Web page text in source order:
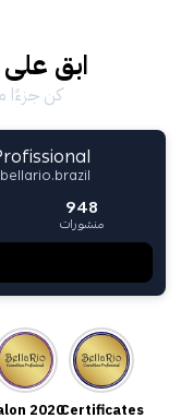
ما هو خط ديتوكس
خط ديتوكس بالانس هو
على مكونات طبيعية
ابق على
كن جزءًا
bellario.brazil
948
منشورات
Certificates
2020